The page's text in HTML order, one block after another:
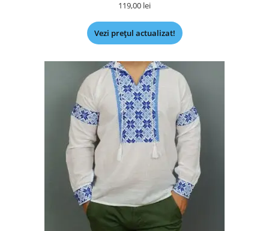
119,00 lei
Vezi prețul actualizat!